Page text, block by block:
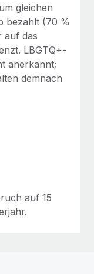
gleichen
bezahlt (70 %
auf das
LBGTQ+-
anerkannt;
demnach
auf 15